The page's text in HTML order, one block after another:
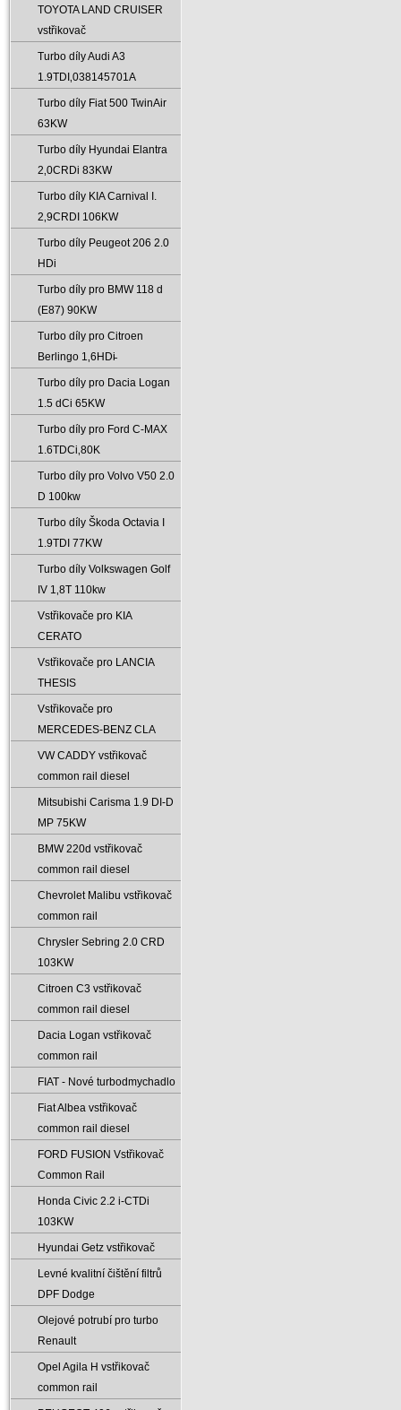
TOYOTA LAND CRUISER
vstřikovač
Turbo díly Audi A3
1.9TDI‚038145701A
Turbo díly Fiat 500 TwinAir
63KW
Turbo díly Hyundai Elantra
2‚0CRDi 83KW
Turbo díly KIA Carnival I.
2‚9CRDI 106KW
Turbo díly Peugeot 206 2.0
HDi
Turbo díly pro BMW 118 d
(E87) 90KW
Turbo díly pro Citroen
Berlingo 1‚6HDi̵
Turbo díly pro Dacia Logan
1.5 dCi 65KW
Turbo díly pro Ford C-MAX
1.6TDCi‚80K
Turbo díly pro Volvo V50 2.0
D 100kw
Turbo díly Škoda Octavia I
1.9TDI 77KW
Turbo díly Volkswagen Golf
IV 1‚8T 110kw
Vstřikovače pro KIA
CERATO
Vstřikovače pro LANCIA
THESIS
Vstřikovače pro
MERCEDES-BENZ CLA
VW CADDY vstřikovač
common rail diesel
Mitsubishi Carisma 1.9 DI-D
MP 75KW
BMW 220d vstřikovač
common rail diesel
Chevrolet Malibu vstřikovač
common rail
Chrysler Sebring 2.0 CRD
103KW
Citroen C3 vstřikovač
common rail diesel
Dacia Logan vstřikovač
common rail
FIAT - Nové turbodmychadlo
Fiat Albea vstřikovač
common rail diesel
FORD FUSION Vstřikovač
Common Rail
Honda Civic 2.2 i-CTDi
103KW
Hyundai Getz vstřikovač
Levné kvalitní čištění filtrů
DPF Dodge
Olejové potrubí pro turbo
Renault
Opel Agila H vstřikovač
common rail